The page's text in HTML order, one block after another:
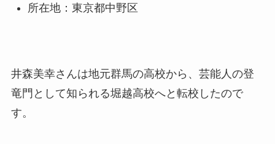
所在地：東京都中野区
井森美幸さんは地元群馬の高校から、芸能人の登
竜門として知られる堀越高校へと転校したので
す。